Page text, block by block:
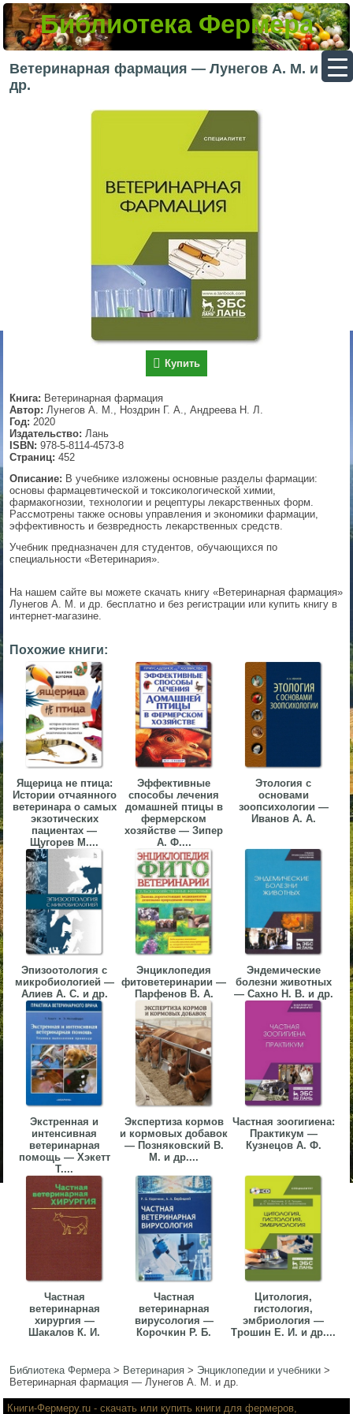
Библиотека Фермера
Ветеринарная фармация — Лунегов А. М. и
др.
Купить
Книга: Ветеринарная фармация
Автор: Лунегов А. М., Ноздрин Г. А., Андреева Н. Л.
Год: 2020
Издательство: Лань
ISBN: 978-5-8114-4573-8
Страниц: 452
Описание: В учебнике изложены основные разделы фармации:
основы фармацевтической и токсикологической химии,
фармакогнозии, технологии и рецептуры лекарственных форм.
Рассмотрены также основы управления и экономики фармации,
эффективность и безвредность лекарственных средств.
Учебник предназначен для студентов, обучающихся по
специальности «Ветеринария».
На нашем сайте вы можете скачать книгу «Ветеринарная фармация»
Лунегов А. М. и др. бесплатно и без регистрации или купить книгу в
интернет-магазине.
Похожие книги:
Ящерица не птица:
Истории отчаянного
ветеринара о самых
экзотических
пациентах —
Щугорев М....
Эффективные
способы лечения
домашней птицы в
фермерском
хозяйстве — Зипер
А. Ф....
Этология с
основами
зоопсихологии —
Иванов А. А.
Эпизоотология с
микробиологией —
Алиев А. С. и др.
Энциклопедия
фитоветеринарии —
Парфенов В. А.
Эндемические
болезни животных
— Сахно Н. В. и др.
Экстренная и
интенсивная
ветеринарная
помощь — Хэкетт
Т....
Экспертиза кормов
и кормовых добавок
— Позняковский В.
М. и др....
Частная зоогигиена:
Практикум —
Кузнецов А. Ф.
Частная
ветеринарная
хирургия —
Шакалов К. И.
Частная
ветеринарная
вирусология —
Корочкин Р. Б.
Цитология,
гистология,
эмбриология —
Трошин Е. И. и др....
Библиотека Фермера> Ветеринария > Энциклопедии и учебники >
Ветеринарная фармация — Лунегов А. М. и др.
▼
▼
▼
▼
▼
▼
▼
Книги-Фермеру.ru - скачать или купить книги для фермеров,